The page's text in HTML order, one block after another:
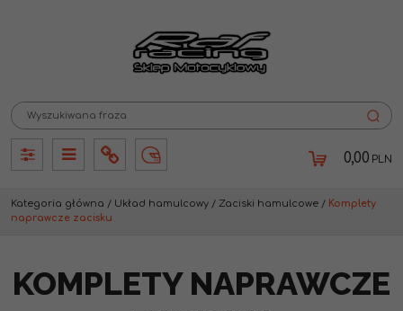
PanelPanelInfo Lang 0,00 PLN
Kategoria główna / Układ hamulcowy / Zaciski hamulcowe / Komplety
naprawcze zacisku
KOMPLETY NAPRAWCZE